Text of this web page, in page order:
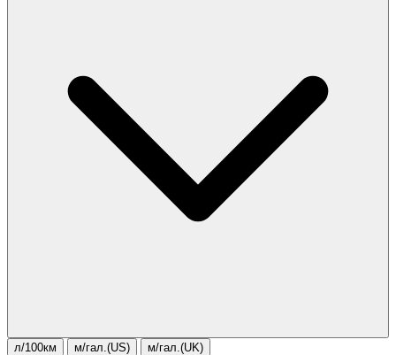
л/100км м/гал.(US) м/гал.(UK)